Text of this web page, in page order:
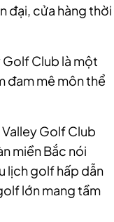
đại, cửa hàng thời
Club là một
đam mê môn thể
Golf Club
miền Bắc nói
lịch golf hấp dẫn
lớn mang tầm